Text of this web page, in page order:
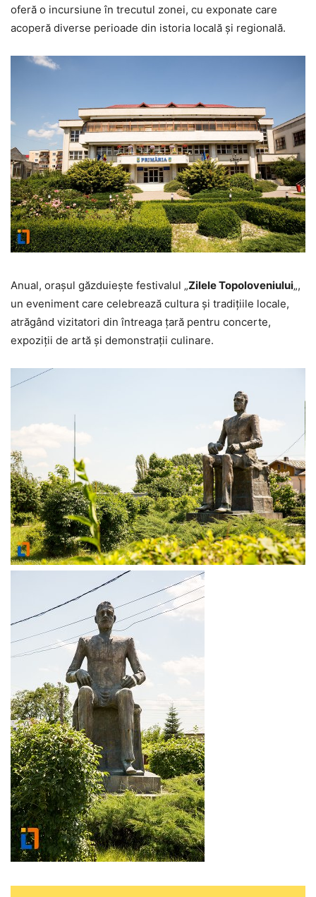
oferă o incursiune în trecutul zonei, cu exponate care
acoperă diverse perioade din istoria locală și regională.
Anual, orașul găzduiește festivalul „Zilele Topoloveniului„,
un eveniment care celebrează cultura și tradițiile locale,
atrăgând vizitatori din întreaga țară pentru concerte,
expoziții de artă și demonstrații culinare.